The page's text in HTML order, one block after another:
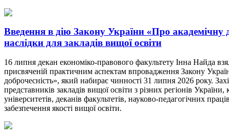
Введення в дію Закону України «Про академічну
наслідки для закладів вищої освіти
16 липня декан економіко-правового факультету Інна Найда
присвяченій практичним аспектам впровадження Закону
доброчесність», який набирає чинності 31 липня 2026 року.
представників закладів вищої освіти з різних регіонів України,
університетів, деканів факультетів, науково-педагогічних
забезпечення якості вищої освіти.